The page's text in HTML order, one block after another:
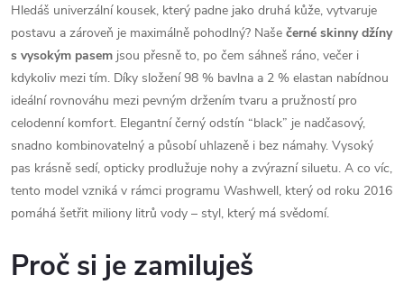
Hledáš univerzální kousek, který padne jako druhá kůže, vytvaruje
postavu a zároveň je maximálně pohodlný? Naše černé skinny džíny
s vysokým pasem jsou přesně to, po čem sáhneš ráno, večer i
kdykoliv mezi tím. Díky složení 98 % bavlna a 2 % elastan nabídnou
ideální rovnováhu mezi pevným držením tvaru a pružností pro
celodenní komfort. Elegantní černý odstín “black” je nadčasový,
snadno kombinovatelný a působí uhlazeně i bez námahy. Vysoký
pas krásně sedí, opticky prodlužuje nohy a zvýrazní siluetu. A co víc,
tento model vzniká v rámci programu Washwell, který od roku 2016
pomáhá šetřit miliony litrů vody – styl, který má svědomí.
Proč si je zamiluješ